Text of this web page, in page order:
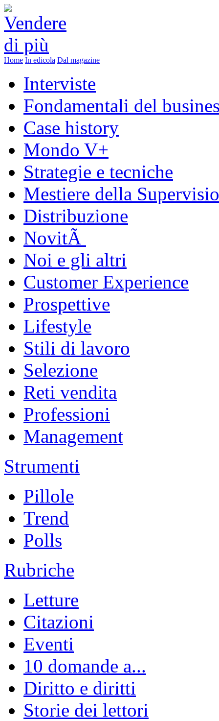
Home In edicola Dal magazine
Interviste
Fondamentali del
Case history
Mondo V+
Strategie e tecniche
Mestiere della
Distribuzione
NovitÃ
Noi e gli altri
Customer Experience
Prospettive
Lifestyle
Stili di lavoro
Selezione
Reti vendita
Professioni
Management
Strumenti
Pillole
Trend
Polls
Rubriche
Letture
Citazioni
Eventi
10 domande a...
Diritto e diritti
Storie dei lettori